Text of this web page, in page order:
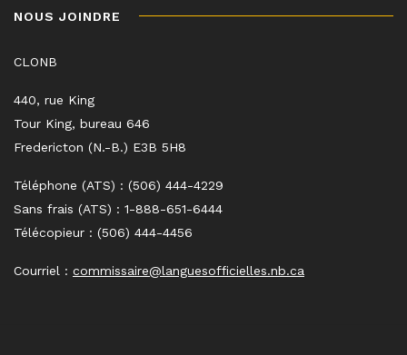
NOUS JOINDRE
CLONB
440, rue King
Tour King, bureau 646
Fredericton (N.-B.) E3B 5H8
Téléphone (ATS) : (506) 444-4229
Sans frais (ATS) : 1-888-651-6444
Télécopieur : (506) 444-4456
Courriel : commissaire@languesofficielles.nb.ca